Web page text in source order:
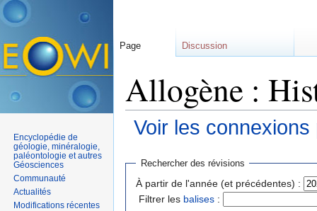
Allogène :
Voir les
Rechercher des révisions
À partir de l'année (et précédentes) :
Filtrer les balises :
Page Discussion
Encyclopédie de
géologie, minéralogie,
paléontologie et autres
Géosciences
Communauté
Actualités
Modifications récentes